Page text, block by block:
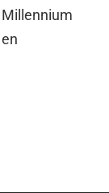
Millennium
en